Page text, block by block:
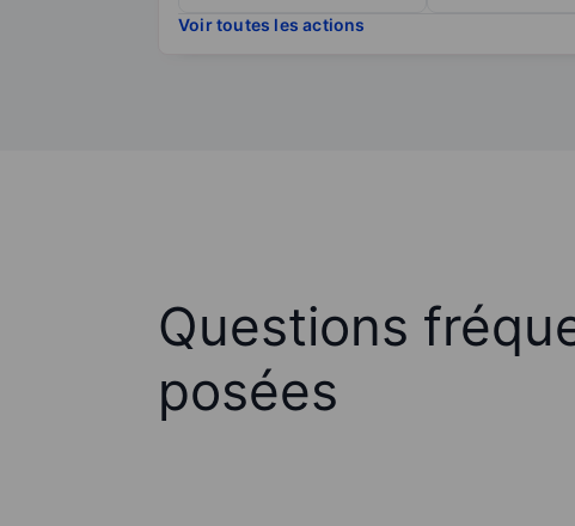
Voir toutes les actions
Questions
posées